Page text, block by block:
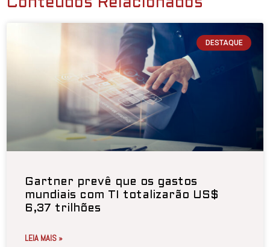
DESTAQUE
Gartner prevê que os gastos
mundiais com TI totalizarão US$
6,37 trilhões
LEIA MAIS »